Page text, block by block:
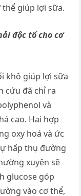
giúp lợi sữa.
độc tố cho cơ
khô giúp lợi sữa
cứu đã chỉ ra
và
cao. Hai hợp
oxy hoá và ức
hấp thụ đường
xuyên sẽ
glucose góp
vào cơ thể,